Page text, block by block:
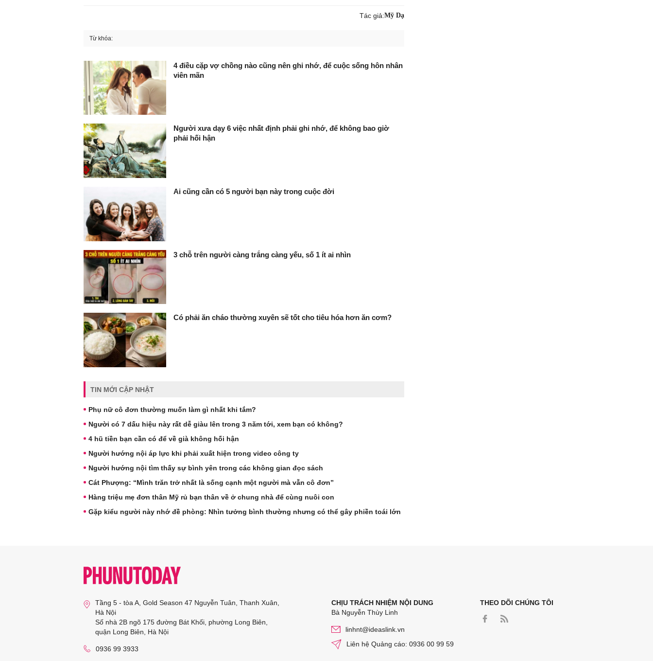
Tác giả:Mỹ Dạ
Từ khóa:
4 điều cặp vợ chồng nào cũng nên ghi nhớ, để cuộc sống hôn nhân
viên mãn
Người xưa dạy 6 việc nhất định phải ghi nhớ, để không bao giờ
phải hối hận
Ai cũng cần có 5 người bạn này trong cuộc đời
3 chỗ trên người càng trắng càng yếu, số 1 ít ai nhìn
Có phải ăn cháo thường xuyên sẽ tốt cho tiêu hóa hơn ăn cơm?
TIN MỚI CẬP NHẬT
Phụ nữ cô đơn thường muốn làm gì nhất khi tắm?
Người có 7 dấu hiệu này rất dễ giàu lên trong 3 năm tới, xem bạn có không?
4 hũ tiền bạn cần có để về già không hối hận
Người hướng nội áp lực khi phải xuất hiện trong video công ty
Người hướng nội tìm thấy sự bình yên trong các không gian đọc sách
Cát Phượng: “Mình trăn trở nhất là sống cạnh một người mà vẫn cô đơn”
Hàng triệu mẹ đơn thân Mỹ rủ bạn thân về ở chung nhà để cùng nuôi con
Gặp kiểu người này nhớ đề phòng: Nhìn tưởng bình thường nhưng có thể gây phiền toái lớn
Tầng 5 - tòa A, Gold Season 47 Nguyễn Tuân, Thanh Xuân,
Hà Nội
Số nhà 2B ngõ 175 đường Bát Khối, phường Long Biên,
quận Long Biên, Hà Nội
0936 99 3933
CHỊU TRÁCH NHIỆM NỘI DUNG
Bà Nguyễn Thùy Linh
linhnt@ideaslink.vn
Liên hệ Quảng cáo: 0936 00 99 59
THEO DÕI CHÚNG TÔI